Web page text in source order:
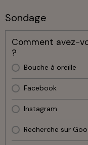
Sondage
Comment avez-
?
Bouche à oreille
Facebook
Instagram
Recherche sur